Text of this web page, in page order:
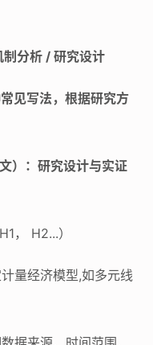
分析 / 研究设计
常见写法，根据研究方
）：研究设计与实证
， H2...）
量经济模型,如多元线